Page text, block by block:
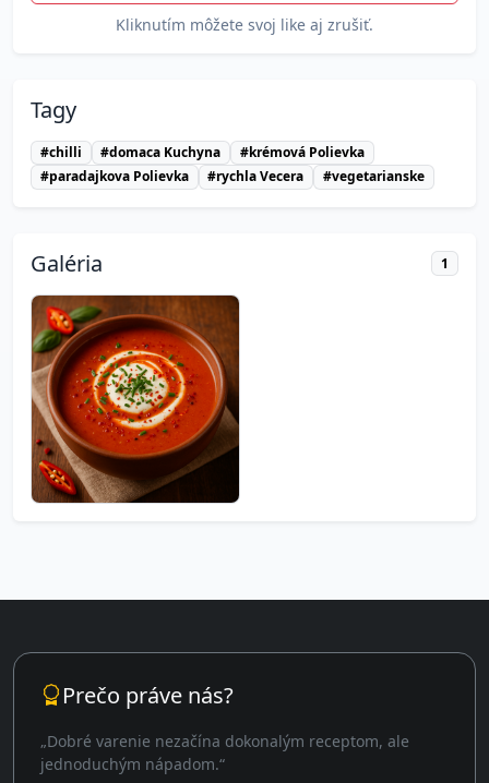
Kliknutím môžete svoj like aj zrušiť.
Tagy
#chilli #domaca Kuchyna
#krémová Polievka
#paradajkova Polievka
#rychla Vecera #vegetarianske
Galéria 1
Prečo práve nás?
„Dobré varenie nezačína dokonalým receptom, ale
jednoduchým nápadom.“